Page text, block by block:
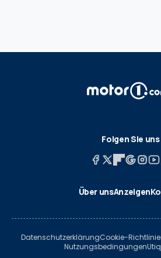
Folgen Sie uns
Über unsAnzeigen
DatenschutzerklärungCookie-
Nutzungsbedingungen